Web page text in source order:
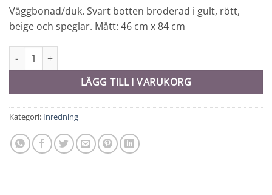
Väggbonad/duk. Svart botten broderad i gult, rött,
beige och speglar. Mått: 46 cm x 84 cm
Väggbonad - 10723 mängd
LÄGG TILL I VARUKORG
Kategori: Inredning